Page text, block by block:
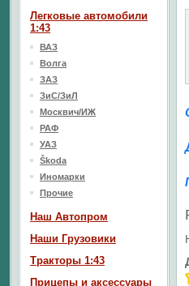
Легковые автомобили
1:43
ВАЗ
Волга
ЗАЗ
ЗиС/ЗиЛ
Москвич/ИЖ
РАФ
УАЗ
Škoda
Иномарки
Прочие
Наш Aвтопром
Наши Грузовики
Тракторы 1:43
Прицепы и аксессуары